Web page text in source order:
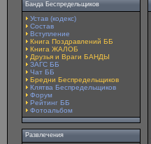
Банда Беспредельщиков
Устав (кодекс)
Состав
Вступление
Книга Поздравлений ББ
Книга ЖАЛОБ
Друзья и Враги БАНДЫ
ЗАГС ББ
Чат ББ
Бредни Беспредельщиков
Клятва Беспредельщиков
Форум
Рейтинг ББ
Фотоальбом
Развлечения